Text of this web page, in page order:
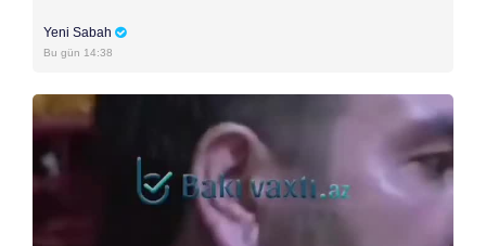
Yeni Sabah
Bu gün 14:38